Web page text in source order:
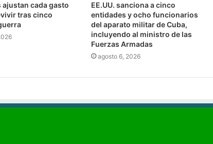
ajustan cada gasto
tras cinco
EE.UU. sanciona a cinco
entidades y ocho funcionarios
del aparato militar de Cuba,
incluyendo al ministro de las
Fuerzas Armadas
agosto 6, 2026